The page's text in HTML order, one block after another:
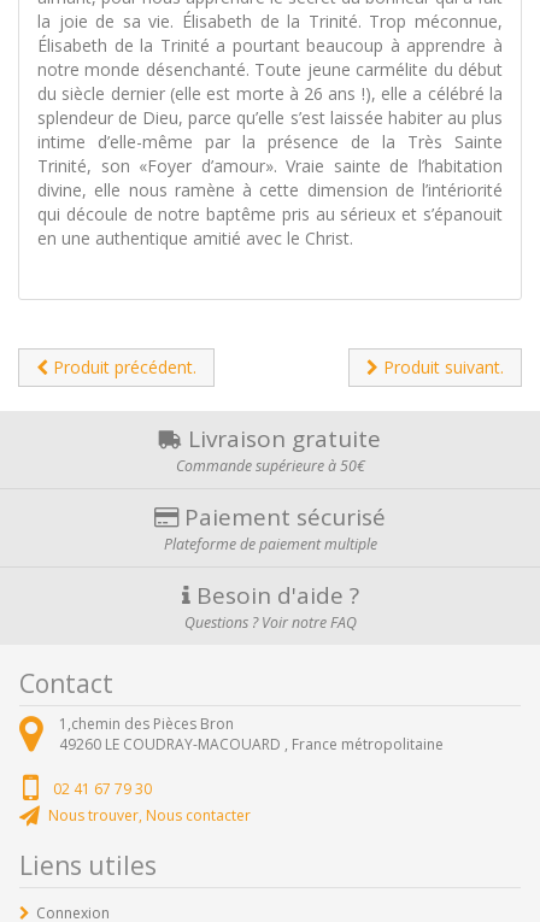
la joie de sa vie. Élisabeth de la Trinité. Trop méconnue,
Élisabeth de la Trinité a pourtant beaucoup à apprendre à
notre monde désenchanté. Toute jeune carmélite du début
du siècle dernier (elle est morte à 26 ans !), elle a célébré la
splendeur de Dieu, parce qu’elle s’est laissée habiter au plus
intime d’elle-même par la présence de la Très Sainte
Trinité, son «Foyer d’amour». Vraie sainte de l’habitation
divine, elle nous ramène à cette dimension de l’intériorité
qui découle de notre baptême pris au sérieux et s’épanouit
en une authentique amitié avec le Christ.
Produit précédent. Produit suivant.
Livraison gratuite
Commande supérieure à 50€
Paiement sécurisé
Plateforme de paiement multiple
Besoin d'aide ?
Questions ? Voir notre FAQ
Contact
1,chemin des Pièces Bron
49260 LE COUDRAY-MACOUARD , France métropolitaine
02 41 67 79 30
Nous trouver, Nous contacter
Liens utiles
Connexion